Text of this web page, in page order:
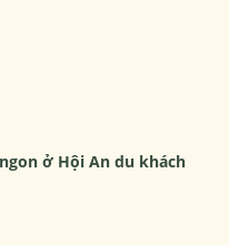
ở Hội An du khách